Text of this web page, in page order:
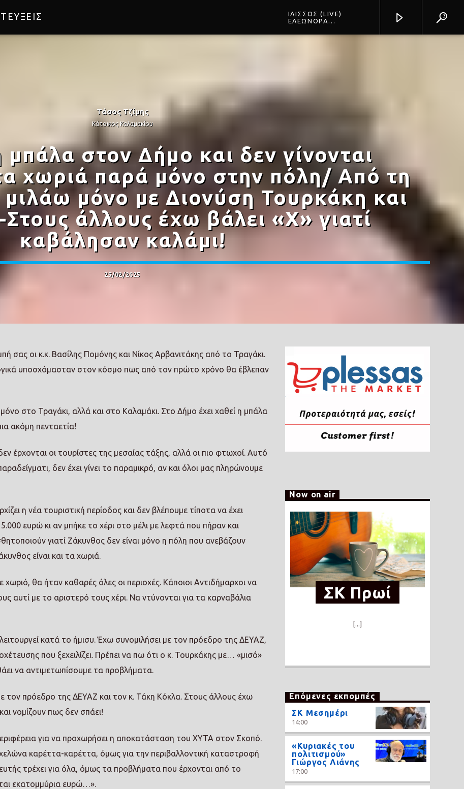
ΙΛΙΣΣΟΣ (LIVE)
ΕΛΕΩΝΟΡΑ
Τάσος Τζίμης
Κάτοικος Καλαμακίου
μπάλα στον Δήμο και δεν γίνονται
χωριά παρά μόνο στην πόλη/ Από τη
μόνο με Διονύση Τουρκάκη και
άλλους έχω βάλει «Χ» γιατί
καβάλησαν καλάμι!
25/02/2025
σας οι κ.κ. Βασίλης Πομόνης και Νίκος Αρβανιτάκης από το Τραγάκι.
υποσχόμασταν στον κόσμο πως από τον πρώτο χρόνο θα έβλεπαν
στο Τραγάκι, αλλά και στο Καλαμάκι. Στο Δήμο έχει χαθεί η μπάλα
ακόμη πενταετία!
έρχονται οι τουρίστες της μεσαίας τάξης, αλλά οι πιο φτωχοί. Αυτό
δεν έχει γίνει το παραμικρό, αν και όλοι μας πληρώνουμε
η νέα τουριστική περίοδος και δεν βλέπουμε τίποτα να έχει
5.000 ευρώ κι αν μπήκε το χέρι στο μέλι με λεφτά που πήραν και
γιατί Ζάκυνθος δεν είναι μόνο η πόλη που ανεβάζουν
είναι και τα χωριά.
χωριό, θα ήταν καθαρές όλες οι περιοχές. Κάποιοι Αντιδήμαρχοι να
αυτί με το αριστερό τους χέρι. Να ντύνονται για τα καρναβάλια
κατά το ήμισυ. Έχω συνομιλήσει με τον πρόεδρο της ΔΕΥΑΖ,
που ξεχειλίζει. Πρέπει να πω ότι ο κ. Τουρκάκης με… «μισό»
να αντιμετωπίσουμε τα προβλήματα.
τον πρόεδρο της ΔΕΥΑΖ και τον κ. Τάκη Κόκλα. Στους άλλους έχω
νομίζουν πως δεν σπάει!
για να προχωρήσει η αποκατάσταση του ΧΥΤΑ στον Σκοπό.
καρέττα-καρέττα, όμως για την περιβαλλοντική καταστροφή
τρέχει για όλα, όμως τα προβλήματα που έρχονται από το
εκατομμύρια ευρώ…».
Now on air
ΣΚ Πρωί
[...]
Επόμενες εκπομπές
ΣΚ Μεσημέρι
14:00
«Κυριακές του
πολιτισμού»
Γιώργος Λιάνης
17:00